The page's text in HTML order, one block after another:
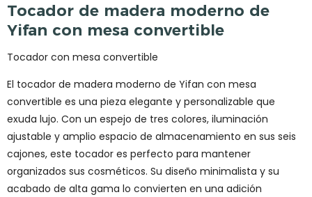
Tocador de madera moderno de
Yifan con mesa convertible
Tocador con mesa convertible
El tocador de madera moderno de Yifan con mesa
convertible es una pieza elegante y personalizable que
exuda lujo. Con un espejo de tres colores, iluminación
ajustable y amplio espacio de almacenamiento en sus seis
cajones, este tocador es perfecto para mantener
organizados sus cosméticos. Su diseño minimalista y su
acabado de alta gama lo convierten en una adición